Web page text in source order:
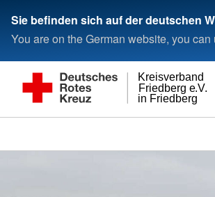
Sie befinden sich auf der deutschen
You are on the German website, you
in Friedberg
Friedberg e.V.
Kreisverband